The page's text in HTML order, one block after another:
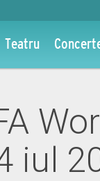
Teatru
iul